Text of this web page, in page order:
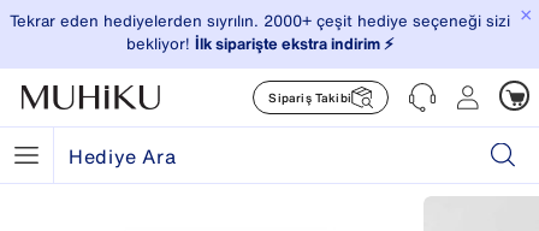
×
Tekrar eden hediyelerden sıyrılın. 2000+ çeşit hediye seçeneği sizi
bekliyor! İlk siparişte ekstra indirim ⚡️
Sipariş Takibi